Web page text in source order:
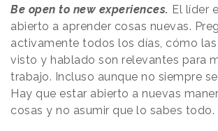
Be open to new experiences. El líder
abierto a aprender cosas nuevas.
activamente todos los días, cómo
visto y hablado son relevantes para
trabajo. Incluso aunque no siempre
Hay que estar abierto a nuevas
cosas y no asumir que lo sabes todo.